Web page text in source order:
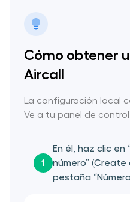
Cómo obtener
Aircall
La configuración local
Ve a tu panel de
1
En él, haz clic
número”
pestaña